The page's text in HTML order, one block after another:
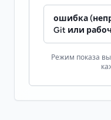
ошибка
Git или
Режим показа